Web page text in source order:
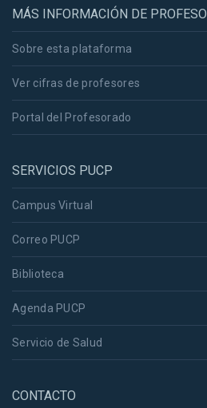
MÁS INFORMACIÓN DE
Sobre esta plataforma
Ver cifras de profesores
Portal del Profesorado
SERVICIOS PUCP
Campus Virtual
Correo PUCP
Biblioteca
Agenda PUCP
Servicio de Salud
CONTACTO